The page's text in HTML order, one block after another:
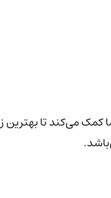
کمک می‌کند تا بهترین